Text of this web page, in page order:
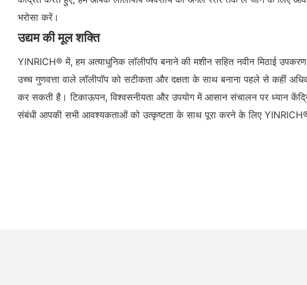
भरोसा करें।
उद्यम की मूल शक्ति
YINRICH® में, हम अत्याधुनिक लॉलीपॉप बनाने की मशीन सहित नवीन मिठाई
उच्च गुणवत्ता वाले लॉलीपॉप को सटीकता और दक्षता के साथ बनाना पहले से कहीं
कर सकती है। टिकाऊपन, विश्वसनीयता और उपयोग में आसान संचालन पर ध्यान
संबंधी आपकी सभी आवश्यकताओं को उत्कृष्टता के साथ पूरा करने के लिए